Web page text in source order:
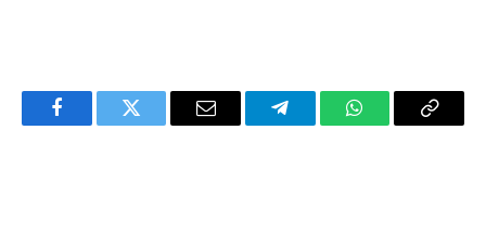
FacebookTwitter Email TelegramWhatsAppCopy